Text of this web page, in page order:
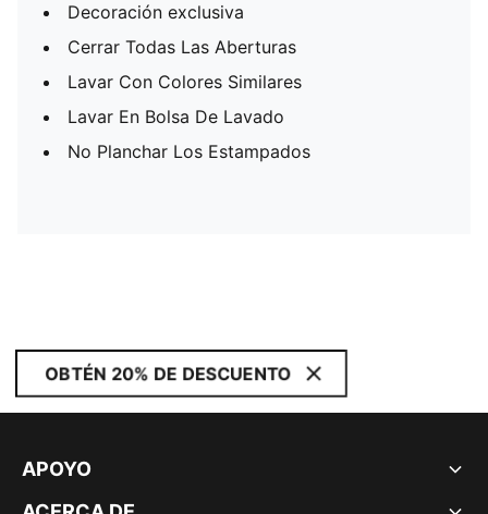
Decoración exclusiva
Cerrar Todas Las Aberturas
Lavar Con Colores Similares
Lavar En Bolsa De Lavado
No Planchar Los Estampados
OBTÉN 20% DE DESCUENTO
APOYO